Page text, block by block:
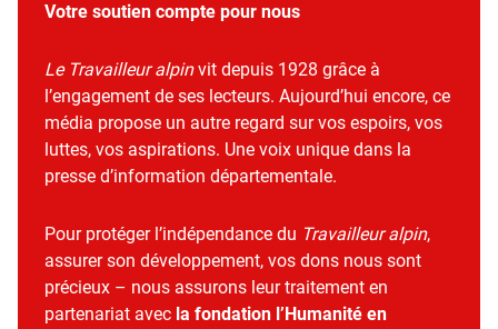
Votre soutien compte pour nous
Le Travailleur alpinvit depuis 1928 grâce à
l’engagement de ses lecteurs. Aujourd’hui encore, ce
média propose un autre regard sur vos espoirs, vos
luttes, vos aspirations. Une voix unique dans la
presse d’information départementale.
Pour protéger l’indépendance du Travailleur alpin,
assurer son développement, vos dons nous sont
précieux – nous assurons leur traitement en
partenariat avec la fondation l’Humanité en